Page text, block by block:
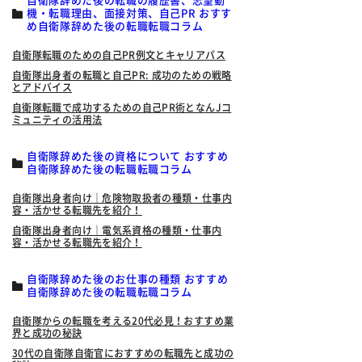
機・転職理由、面接対策、自己PR おすす
め自衛隊辞めた後の転職転職コラム
自衛隊転職のための自己PR例文とキャリアパス
自衛隊出身者の転職と自己PR: 成功のための戦略
とアドバイス
自衛隊転職で成功するための自己PR術となんJコ
ミュニティの活用法
自衛隊辞めた後の資格について おすすめ
自衛隊辞めた後の転職転職コラム
自衛隊出身者向け｜危険物取扱者の種類・仕事内
容・活かせる転職先を紹介！
自衛隊出身者向け｜電気系資格の種類・仕事内
容・活かせる転職先を紹介！
自衛隊辞めた後のお仕事の種類 おすすめ
自衛隊辞めた後の転職転職コラム
自衛隊からの転職を考える20代必見！おすすめ業
界と成功の秘訣
30代の自衛隊自衛官におすすめの転職先と成功の